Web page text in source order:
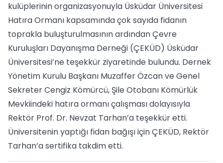
kulüplerinin organizasyonuyla Üsküdar Üniversitesi
Hatıra Ormanı kapsamında çok sayıda fidanın
toprakla buluşturulmasının ardından Çevre
Kuruluşları Dayanışma Derneği (ÇEKÜD) Üsküdar
Üniversitesi’ne teşekkür ziyaretinde bulundu. Dernek
Yönetim Kurulu Başkanı Muzaffer Özcan ve Genel
Sekreter Cengiz Kömürcü, Şile Otobanı Kömürlük
Mevkiindeki hatıra ormanı çalışması dolayısıyla
Rektör Prof. Dr. Nevzat Tarhan’a teşekkür etti.
Üniversitenin yaptığı fidan bağışı için ÇEKÜD, Rektör
Tarhan’a sertifika takdim etti.